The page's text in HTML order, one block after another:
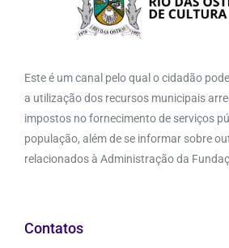
Este é um canal pelo qual o cidadão
a utilização dos recursos municipais
impostos no fornecimento de serviços
população, além de se informar sobre
relacionados à Administração da
Contatos